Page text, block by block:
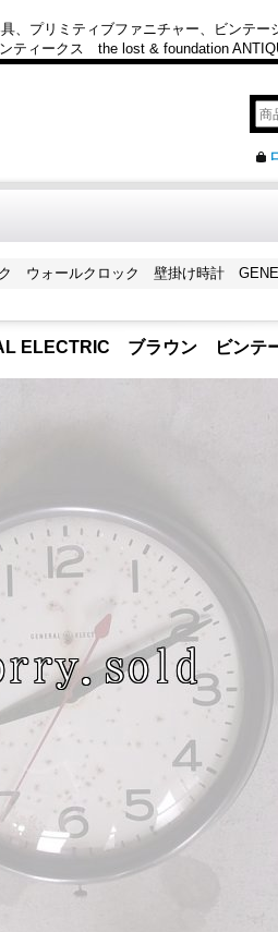
プリミティブファニチャー、ビンテ
ティークス the lost & foundation
ク ウォールクロック 壁掛け時計
ELECTRIC ブラウン ビンテ